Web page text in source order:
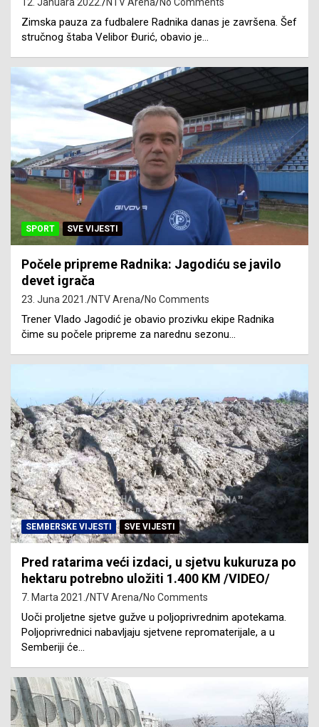
Zimska pauza za fudbalere Radnika danas je završena. Šef
stručnog štaba Velibor Đurić, obavio je…
SPORT SVE VIJESTI
Počele pripreme Radnika: Jagodiću se javilo
devet igrača
23. Juna 2021. NTV Arena No Comments
Trener Vlado Jagodić je obavio prozivku ekipe Radnika
čime su počele pripreme za narednu sezonu…
SEMBERSKE VIJESTI SVE VIJESTI
Pred ratarima veći izdaci, u sjetvu kukuruza po
hektaru potrebno uložiti 1.400 KM /VIDEO/
7. Marta 2021. NTV Arena No Comments
Uoči proljetne sjetve gužve u poljoprivrednim apotekama.
Poljoprivrednici nabavljaju sjetvene repromaterijale, a u
Semberiji će…